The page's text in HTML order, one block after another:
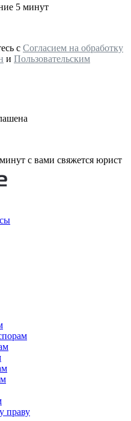
5 минут
с Согласием на обработку
и Пользовательским
с вами свяжется юрист
праву